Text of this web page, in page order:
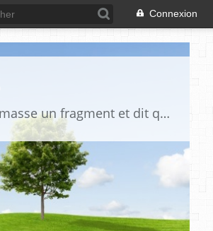
Connexion
"La vérité est un miroir tombé de la main de Dieu et qui s'est brisé. Chacun en ramasse un fragment et dit que toute la vérité s'y trouve" Djalāl ad-Dīn Rūmī (1207-1273)